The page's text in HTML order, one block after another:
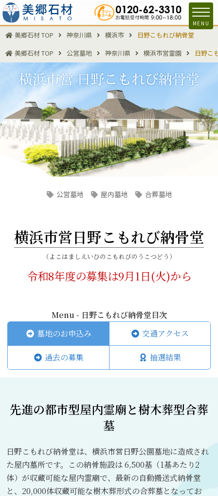
MENU
美郷石材 TOP 神奈川県 横浜市
日野こもれび納骨堂
美郷石材 TOP
公営墓地 神奈川県 横浜市営霊園 日野こ
公営墓地 屋内墓地 合葬墓地
横浜市営日野こもれび納骨堂
（よこはましえいひのこもれびのうこつどう）
令和8年度の募集は9月1日(火)から
Menu - 日野こもれび納骨堂目次
墓地のお申込み
交通アクセス
過去の募集 抽選結果
先進の都市型屋内霊廟と樹木葬型合葬
墓
日野こもれび納骨堂は、横浜市営日野公園墓地に造成され
た屋内墓所です。この納骨施設は 6,500基（1基あたり2
体）が収蔵可能な屋内霊廟で、最新の自動搬送式納骨堂
と、20,000体収蔵可能な樹木葬形式の合葬墓となってお